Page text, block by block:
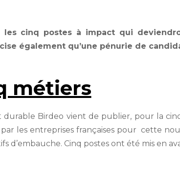
cinq postes à impact qui
également qu’une pénurie de
métiers
Birdeo vient de publier, pour la
les entreprises françaises pour cette
d’embauche. Cinq postes ont été mis en